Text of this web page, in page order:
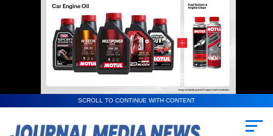
SCROLL TO CONTINUE WITH CONTENT